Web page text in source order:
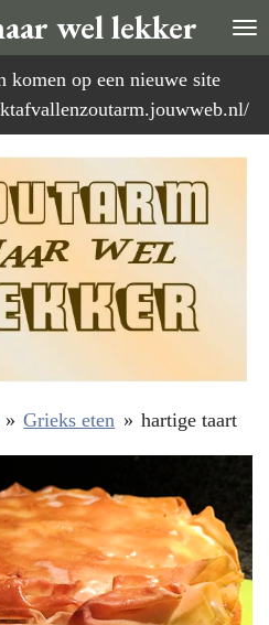
wel lekker
komen op een nieuwe site
» Grieks eten » hartige taart